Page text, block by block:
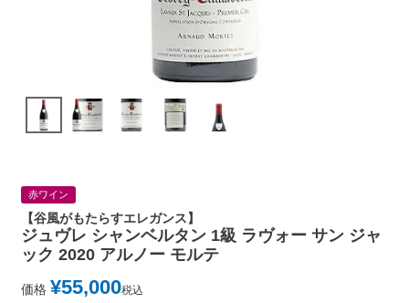
赤ワイン
【谷風がもたらすエレガンス】
ジュヴレ シャンベルタン 1級 ラヴォー サン ジャ
ック 2020 アルノー モルテ
価格 ¥55,000税込